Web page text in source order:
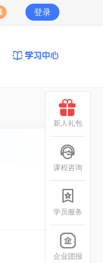
登录
新人礼包
课程咨询
学员服务
企业团报